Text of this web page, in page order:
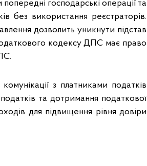
господарські операції та
без використання реєстраторів.
дозволить уникнути підстав
кодексу ДПС має право
з платниками податків
та дотримання податкової
для підвищення рівня довіри